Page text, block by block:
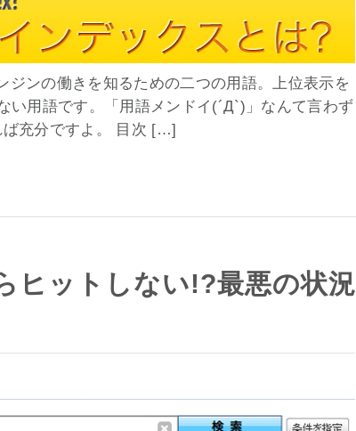
ジンの働きを知るための二つの用語。上位表示を
い用語です。「用語メンドイ(´Д`)」なんて言わず
ば充分ですよ。 目次 […]
ヒットしない!?最悪の状況